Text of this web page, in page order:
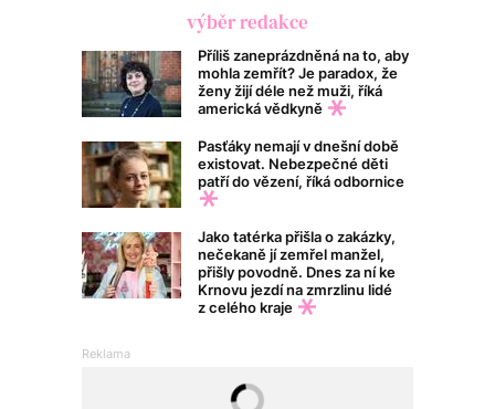
výběr redakce
Příliš zaneprázdněná na to, aby
mohla zemřít? Je paradox, že
ženy žijí déle než muži, říká
americká vědkyně
Pasťáky nemají v dnešní době
existovat. Nebezpečné děti
patří do vězení, říká odbornice
Jako tatérka přišla o zakázky,
nečekaně jí zemřel manžel,
přišly povodně. Dnes za ní ke
Krnovu jezdí na zmrzlinu lidé
z celého kraje